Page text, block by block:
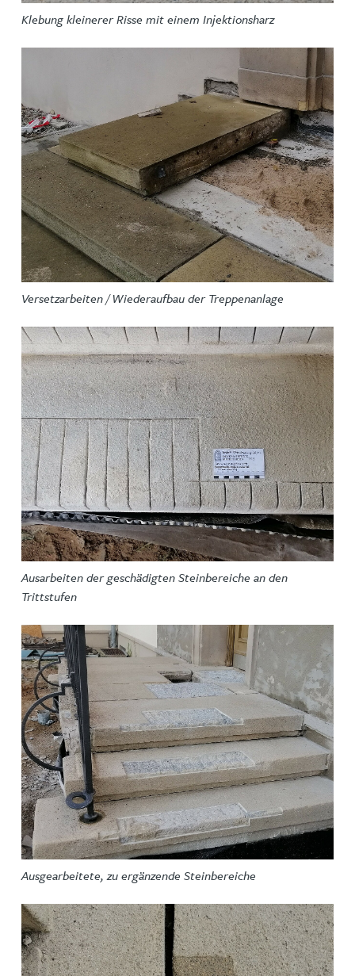
Klebung kleinerer Risse mit einem Injektionsharz
Versetzarbeiten / Wiederaufbau der Treppenanlage
Ausarbeiten der geschädigten Steinbereiche an den
Trittstufen
Ausgearbeitete, zu ergänzende Steinbereiche